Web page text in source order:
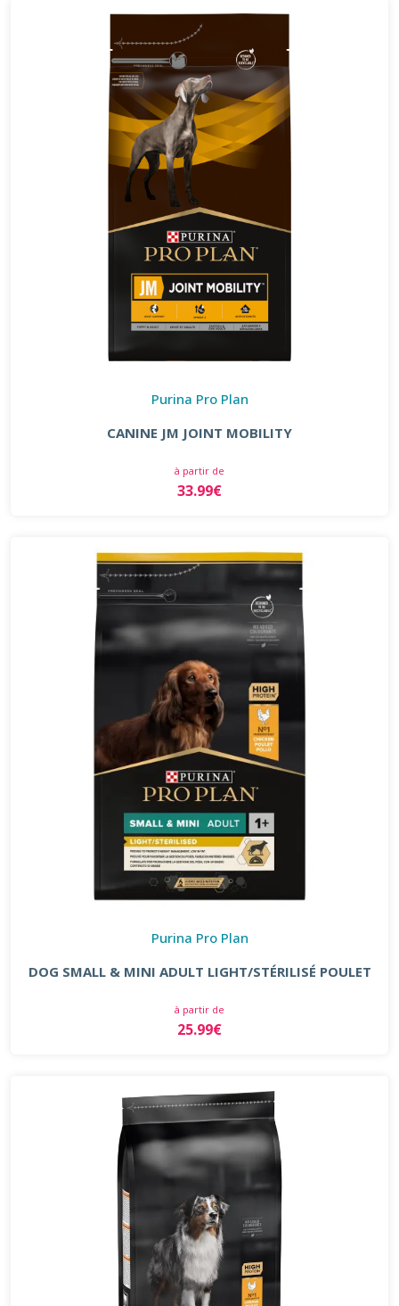
Purina Pro Plan
CANINE JM JOINT MOBILITY
à partir de
33.99€
Purina Pro Plan
DOG SMALL & MINI ADULT LIGHT/STÉRILISÉ POULET
à partir de
25.99€